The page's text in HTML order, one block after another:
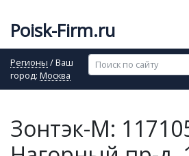
Poisk-Firm.ru
Регионы / Ваш
город: Москва
Зонтэк-М: